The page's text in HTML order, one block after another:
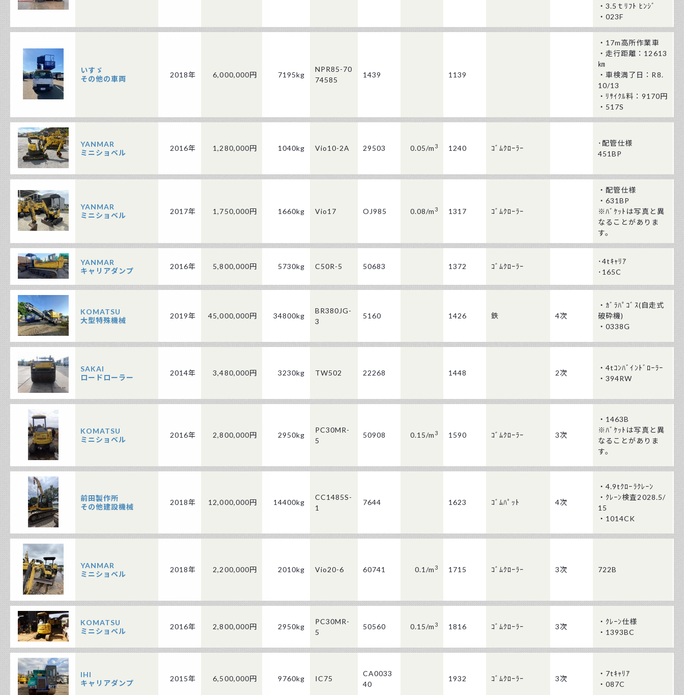
・3.5ｔﾘﾌﾄ ﾋﾝｼﾞ
・023F
いすゞ
その他の車両
2018年 6,000,000円 7195kg
NPR85-70
74585
1439 1139
・17m高所作業車
・走行距離：12613
㎞
・車検満了日：R8.
10/13
・ﾘｻｲｸﾙ料：9170円
・517S
YANMAR
ミニショベル
2016年 1,280,000円 1040kg Vio10-2A 29503 0.05/m 3 1240 ｺﾞﾑｸﾛｰﾗｰ
･配管仕様
451BP
YANMAR
ミニショベル
2017年 1,750,000円 1660kg Vio17 OJ985 0.08/m 3 1317 ｺﾞﾑｸﾛｰﾗｰ
・配管仕様
・631BP
※ﾊﾞｹｯﾄは写真と異
なることがありま
す。
YANMAR
キャリアダンプ
2016年 5,800,000円 5730kg C50R-5 50683 1372 ｺﾞﾑｸﾛｰﾗｰ
･4tｷｬﾘｱ
･165C
KOMATSU
大型特殊機械
2019年 45,000,000円 34800kg
BR380JG-
3
5160 1426 鉄 4次
・ｶﾞﾗﾊﾟｺﾞｽ(自走式
破砕機)
・0338G
SAKAI
ロードローラー
2014年 3,480,000円 3230kg TW502 22268 1448 2次
・4tｺﾝﾊﾞｲﾝﾄﾞﾛｰﾗｰ
・394RW
KOMATSU
ミニショベル
2016年 2,800,000円 2950kg
PC30MR-
5
50908 0.15/m 3 1590 ｺﾞﾑｸﾛｰﾗｰ 3次
・1463B
※ﾊﾞｹｯﾄは写真と異
なることがありま
す。
前田製作所
その他建設機械
2018年 12,000,000円 14400kg
CC1485S-
1
7644 1623 ｺﾞﾑﾊﾟｯﾄ 4次
・4.9tｸﾛｰﾗｸﾚｰﾝ
・ｸﾚｰﾝ検査2028.5/
15
・1014CK
YANMAR
ミニショベル
2018年 2,200,000円 2010kg Vio20-6 60741 0.1/m 3 1715 ｺﾞﾑｸﾛｰﾗｰ 3次 722B
KOMATSU
ミニショベル
2016年 2,800,000円 2950kg
PC30MR-
5
50560 0.15/m 3 1816 ｺﾞﾑｸﾛｰﾗｰ 3次
・ｸﾚｰﾝ仕様
・1393BC
IHI
キャリアダンプ
2015年 6,500,000円 9760kg IC75
CA0033
40
1932 ｺﾞﾑｸﾛｰﾗｰ 3次
・7tｷｬﾘｱ
・087C